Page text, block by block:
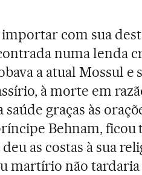
com sua
numa lenda
a atual Mossul e
à morte em
graças às
Behnam,
as costas à sua
martírio não tardaria